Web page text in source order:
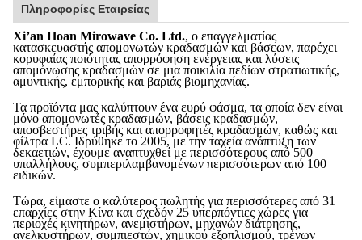
Πληροφορίες Εταιρείας
Xi’an Hoan Mirowave Co. Ltd., ο επαγγελματίας
κατασκευαστής απομονωτών κραδασμών και βάσεων, παρέχει
κορυφαίας ποιότητας απορρόφηση ενέργειας και λύσεις
απομόνωσης κραδασμών σε μια ποικιλία πεδίων στρατιωτικής,
αμυντικής, εμπορικής και βαριάς βιομηχανίας.
Τα προϊόντα μας καλύπτουν ένα ευρύ φάσμα, τα οποία δεν είναι
μόνο απομονωτές κραδασμών, βάσεις κραδασμών,
αποσβεστήρες τριβής και απορροφητές κραδασμών, καθώς και
φίλτρα LC. Ιδρύθηκε το 2005, με την ταχεία ανάπτυξη των
δεκαετιών, έχουμε αναπτυχθεί με περισσότερους από 500
υπαλλήλους, συμπεριλαμβανομένων περισσότερων από 100
ειδικών.
Τώρα, είμαστε ο καλύτερος πωλητής για περισσότερες από 31
επαρχίες στην Κίνα και σχεδόν 25 υπερπόντιες χώρες για
περιοχές κινητήρων, ανεμιστήρων, μηχανών διάτρησης,
ανελκυστήρων, συμπιεστών, χημικού εξοπλισμού, τρένων